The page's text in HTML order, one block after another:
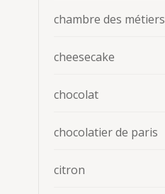
chambre des métiers
cheesecake
chocolat
chocolatier de paris
citron